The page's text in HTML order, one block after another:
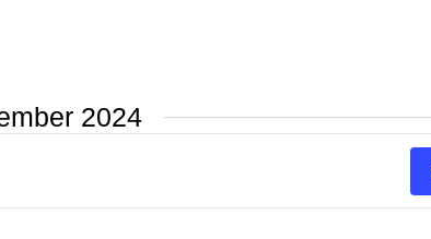
2024